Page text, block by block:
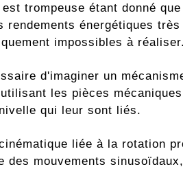
trompeuse étant donné
rendements énergétiques
impossibles à réaliser.
d'imaginer un
les pièces
qui leur sont liés.
liée à la rotation
des mouvements